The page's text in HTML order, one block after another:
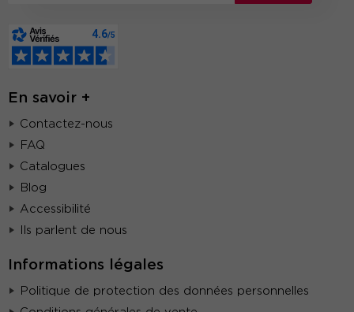
En savoir +
Contactez-nous
FAQ
Catalogues
Blog
Accessibilité
Ils parlent de nous
Informations légales
Politique de protection des données personnelles